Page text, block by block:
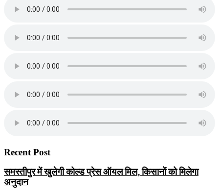
Recent Post
समस्तीपुर में खुलेगी कोल्ड प्रेस ऑयल मिल, किसानों को मिलेगा
अनुदान